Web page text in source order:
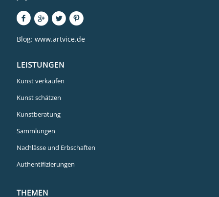
Blog: www.artvice.de
LEISTUNGEN
Kunst verkaufen
Kunst schätzen
Kunstberatung
Sammlungen
Nachlässe und Erbschaften
Authentifizierungen
THEMEN